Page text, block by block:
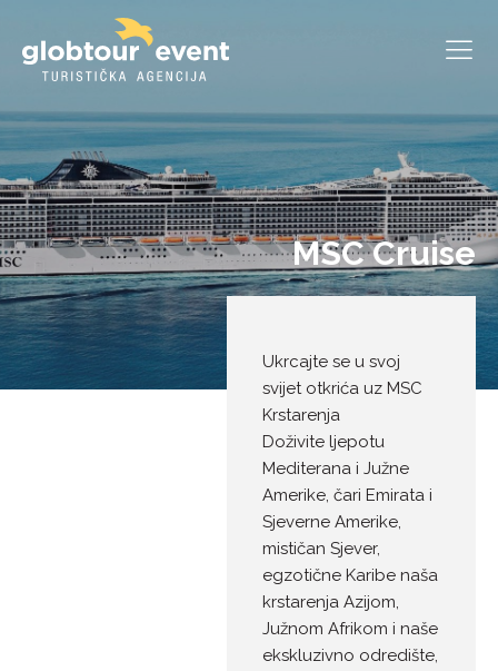
MSC Cruise
Ukrcajte se u svoj
svijet otkrića uz MSC
Krstarenja
Doživite ljepotu
Mediterana i Južne
Amerike, čari Emirata i
Sjeverne Amerike,
mističan Sjever,
egzotične Karibe naša
krstarenja Azijom,
Južnom Afrikom i naše
ekskluzivno odredište,